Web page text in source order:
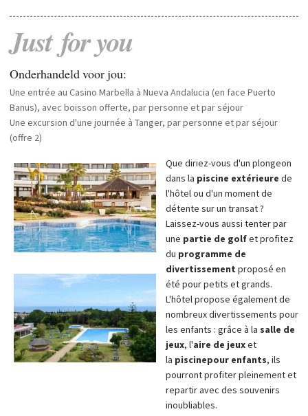
Just foryou
Onderhandeld voor jou:
Une entrée au Casino Marbella à Nueva Andalucia (en face Puerto
Banus), avec boisson offerte, par personne et par séjour
Une excursion d'une journée à Tanger, par personne et par séjour
(offre 2)
Que diriez-vous d'un plongeon
dans la piscine extérieure de
l'hôtel ou d'un moment de
détente sur un transat ?
Laissez-vous aussi tenter par
une partie de golfet profitez
du programme de
divertissement proposé en
été pour petits et grands.
L'hôtel propose également de
nombreux divertissements pour
les enfants : grâce à la salle de
jeux, l'aire de jeuxet
la piscinepour enfants, ils
pourront profiter pleinement et
repartir avec des souvenirs
inoubliables.